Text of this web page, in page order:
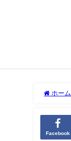
ホーム
Facebook